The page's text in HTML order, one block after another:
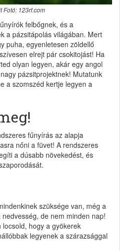
Fotó: 123rf.com
felbőgnek, és a
a pázsitápolás világában. Mert
puha, egyenletesen zöldellő
elrejt pár csokitojást! Ha
olyan legyen, akár egy angol
pázsitprojektnek! Mutatunk
a szomszéd kertje legyen a
fűnyírás az alapja
nőni a füvet! A rendszeres
a dúsabb növekedést, és
szüksége van, még a
de nem minden nap!
hogy a gyökerek
legyenek a szárazsággal